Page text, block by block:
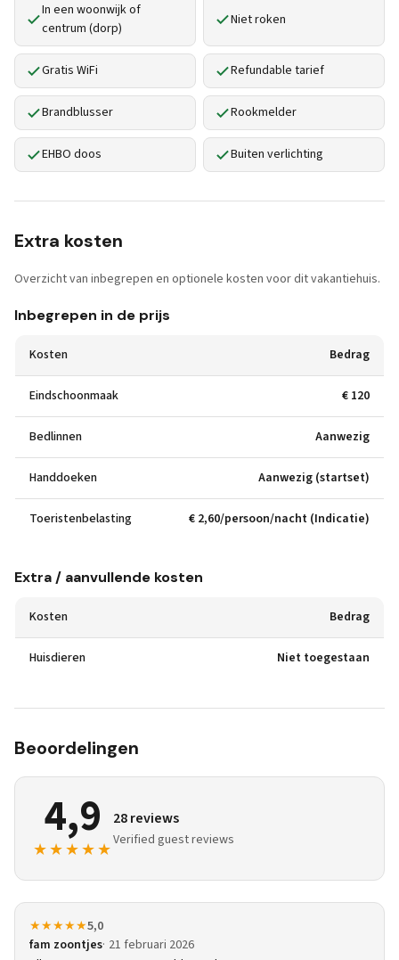
In een woonwijk of
centrum (dorp)
Niet roken
Gratis WiFi Refundable tarief
Brandblusser Rookmelder
EHBO doos Buiten verlichting
Extra kosten
Overzicht van inbegrepen en optionele kosten voor dit vakantiehuis.
Inbegrepen in de prijs
Kosten Bedrag
Eindschoonmaak € 120
Bedlinnen Aanwezig
Handdoeken Aanwezig (startset)
Toeristenbelasting € 2,60/persoon/nacht (Indicatie)
Extra / aanvullende kosten
Kosten Bedrag
Huisdieren Niet toegestaan
Beoordelingen
4,9
★★★★★
28 reviews
Verified guest reviews
★★★★★5,0
fam zoontjes 21 februari 2026